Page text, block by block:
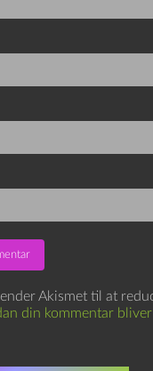
Akismet til at
din kommentar